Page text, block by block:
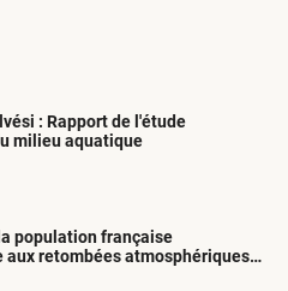
: Rapport de l'étude
milieu aquatique
population française
retombées atmosphériques
1945